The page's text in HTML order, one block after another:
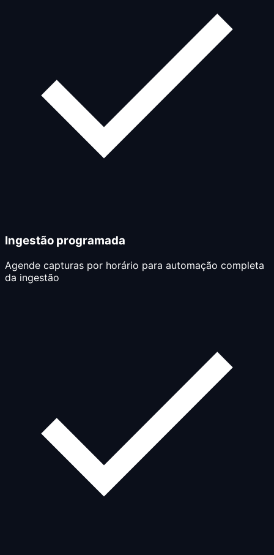
Ingestão programada
Agende capturas por horário para automação completa
da ingestão